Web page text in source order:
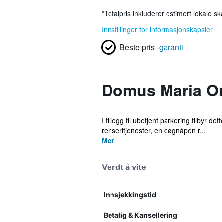
*Totalpris inkluderer estimert lokale
Innstillinger for informasjonskapsler
Beste pris-garanti
Domus Maria
I tillegg til ubetjent parkering tilbyr
renseritjenester, en døgnåpen r...
Mer
Verdt å vite
Innsjekkingstid
Betalig & Kansellering